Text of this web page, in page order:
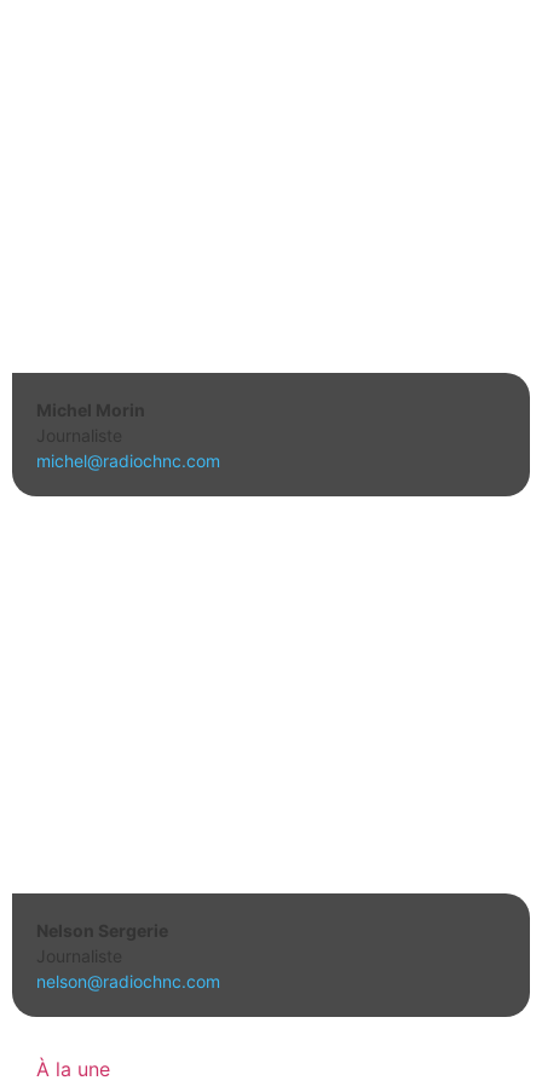
Michel Morin
Journaliste
michel@radiochnc.com
Nelson Sergerie
Journaliste
nelson@radiochnc.com
À la une